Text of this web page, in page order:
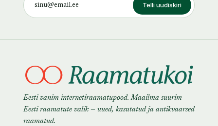
Telli uudiskiri
Eesti vanim internetiraamatupood. Maailma suurim
Eesti raamatute valik — uued, kasutatud ja antikvaarsed
raamatud.